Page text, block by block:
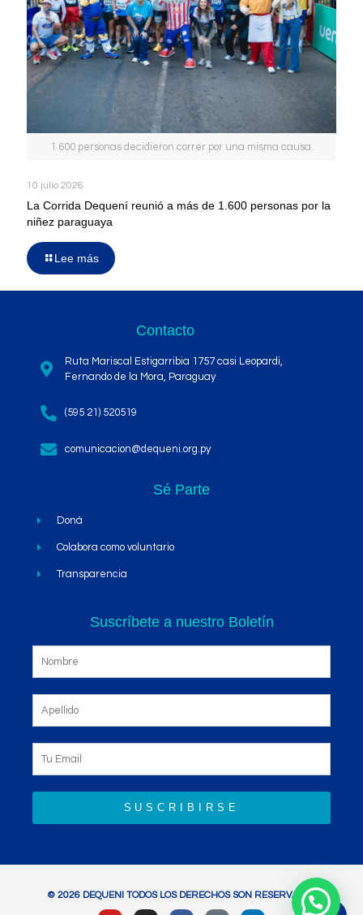
1.600 personas decidieron correr por una misma causa.
10 julio 2026
La Corrida Dequení reunió a más de 1.600 personas por la
niñez paraguaya
Lee más
Contacto
Ruta Mariscal Estigarribia 1757 casi Leopardi,
Fernando de la Mora, Paraguay
(595 21) 520519
comunicacion@dequeni.org.py
Sé Parte
Doná
Colabora como voluntario
Transparencia
Suscríbete a nuestro Boletín
SUSCRIBIRSE
© 2026 DEQUENI TODOS LOS DERECHOS SON RESERVADOS